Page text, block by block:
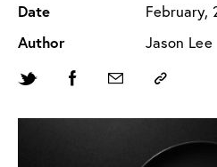
Date
February,
Author
Jason Lee